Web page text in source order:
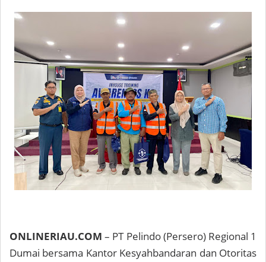
ONLINERIAU.COM – PT Pelindo (Persero) Regional 1
Dumai bersama Kantor Kesyahbandaran dan Otoritas